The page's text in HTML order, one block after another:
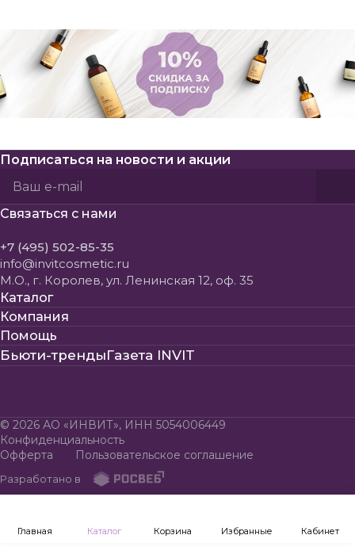
Подписаться на новости и акции
Политикой конфиденциальности
Связаться с нами
+7 (495) 502-85-35
info@invitcosmetic.ru
М.О., г. Королев, ул. Ленинская 12, оф. 35
Каталог
Компания
Помощь
Бьюти-трендыГазета INVIT
© 2026 АО «ИНВИТ», ИНН 5054006449
Конфиденциальность
Офферта
Пользовательское соглашение
Разработано в
Главная Каталог Корзина Избранные Кабинет